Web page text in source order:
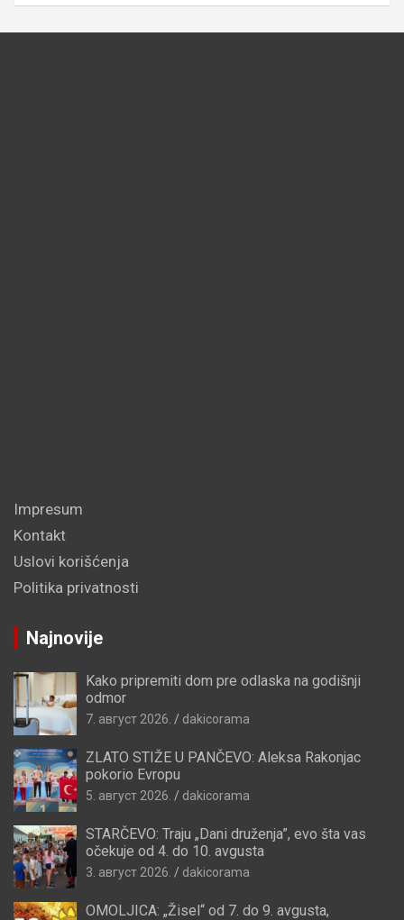
Impresum
Kontakt
Uslovi korišćenja
Politika privatnosti
Najnovije
Kako pripremiti dom pre odlaska na godišnji
odmor
7. август 2026. dakicorama
ZLATO STIŽE U PANČEVO: Aleksa Rakonjac
pokorio Evropu
5. август 2026. dakicorama
STARČEVO: Traju „Dani druženja”, evo šta vas
očekuje od 4. do 10. avgusta
3. август 2026. dakicorama
OMOLJICA: „Žisel“ od 7. do 9. avgusta,